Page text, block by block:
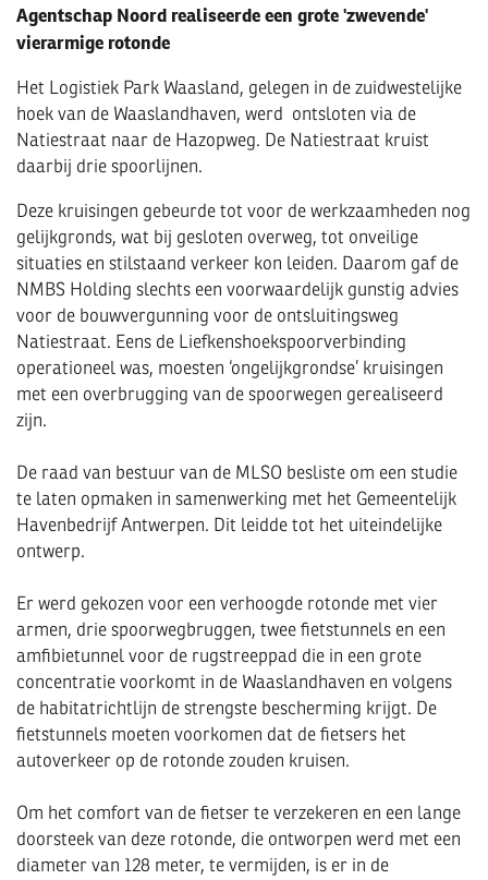
Agentschap Noord realiseerde een grote 'zwevende'
vierarmige rotonde
Het Logistiek Park Waasland, gelegen in de zuidwestelijke
hoek van de Waaslandhaven, werd ontsloten via de
Natiestraat naar de Hazopweg. De Natiestraat kruist
daarbij drie spoorlijnen.
Deze kruisingen gebeurde tot voor de werkzaamheden nog
gelijkgronds, wat bij gesloten overweg, tot onveilige
situaties en stilstaand verkeer kon leiden. Daarom gaf de
NMBS Holding slechts een voorwaardelijk gunstig advies
voor de bouwvergunning voor de ontsluitingsweg
Natiestraat. Eens de Liefkenshoekspoorverbinding
operationeel was, moesten ‘ongelijkgrondse’ kruisingen
met een overbrugging van de spoorwegen gerealiseerd
zijn.
De raad van bestuur van de MLSO besliste om een studie
te laten opmaken in samenwerking met het Gemeentelijk
Havenbedrijf Antwerpen. Dit leidde tot het uiteindelijke
ontwerp.
Er werd gekozen voor een verhoogde rotonde met vier
armen, drie spoorwegbruggen, twee fietstunnels en een
amfibietunnel voor de rugstreeppad die in een grote
concentratie voorkomt in de Waaslandhaven en volgens
de habitatrichtlijn de strengste bescherming krijgt. De
fietstunnels moeten voorkomen dat de fietsers het
autoverkeer op de rotonde zouden kruisen.
Om het comfort van de fietser te verzekeren en een lange
doorsteek van deze rotonde, die ontworpen werd met een
diameter van 128 meter, te vermijden, is er in de